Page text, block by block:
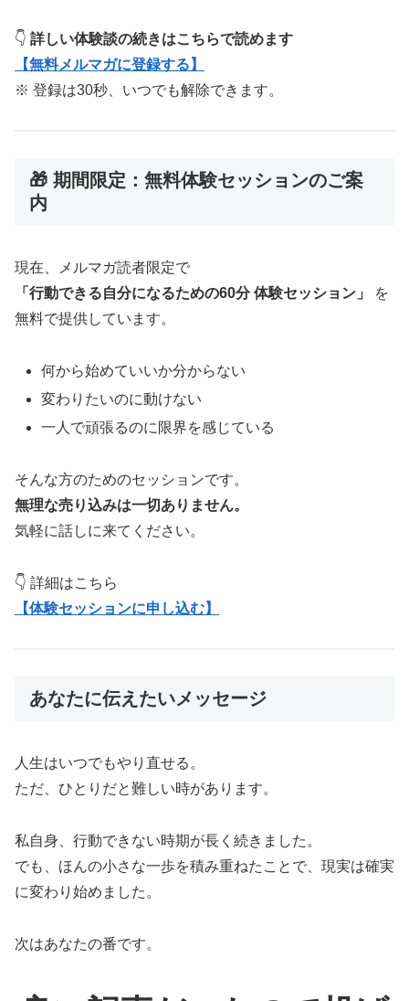
👇 詳しい体験談の続きはこちらで読めます
【無料メルマガに登録する】
※ 登録は30秒、いつでも解除できます。
🎁 期間限定：無料体験セッションのご案
内
現在、メルマガ読者限定で
「行動できる自分になるための60分 体験セッション」
を
無料で提供しています。
何から始めていいか分からない
変わりたいのに動けない
一人で頑張るのに限界を感じている
そんな方のためのセッションです。
無理な売り込みは一切ありません。
気軽に話しに来てください。
👇 詳細はこちら
【体験セッションに申し込む】
あなたに伝えたいメッセージ
人生はいつでもやり直せる。
ただ、ひとりだと難しい時があります。
私自身、行動できない時期が長く続きました。
でも、ほんの小さな一歩を積み重ねたことで、現実は確実
に変わり始めました。
次はあなたの番です。